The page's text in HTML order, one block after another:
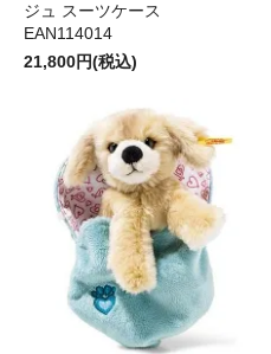
ジュ スーツケース
EAN114014
21,800円(税込)